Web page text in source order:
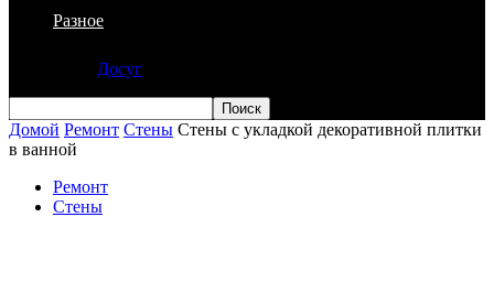
Разное
Досуг
Домой Ремонт Стены Стены с укладкой декоративной плитки
в ванной
Ремонт
Стены